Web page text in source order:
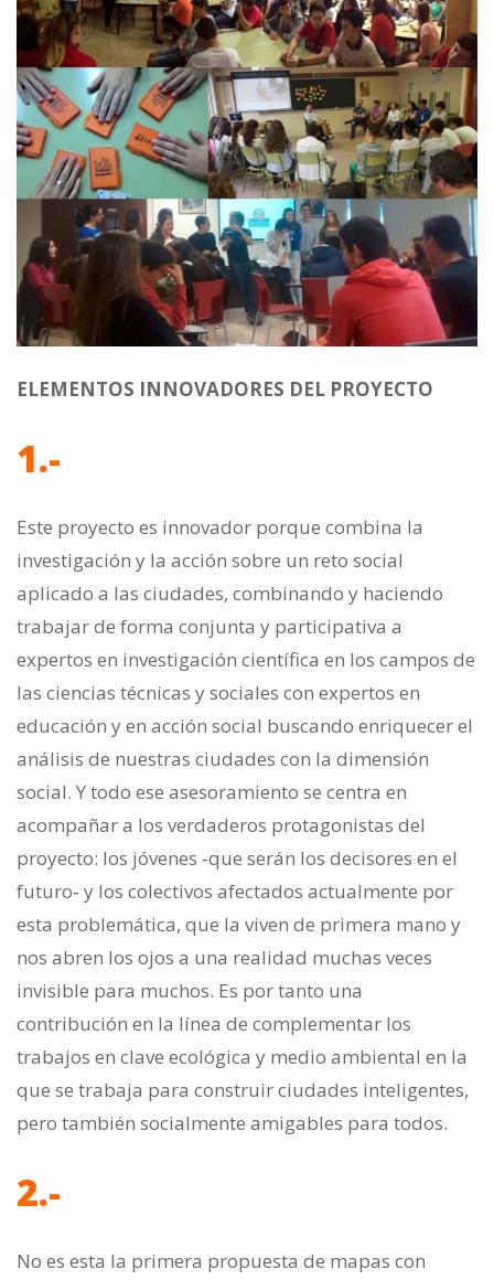
ELEMENTOS INNOVADORES DEL PROYECTO
1.-
Este proyecto es innovador porque combina la
investigación y la acción sobre un reto social
aplicado a las ciudades, combinando y haciendo
trabajar de forma conjunta y participativa a
expertos en investigación científica en los campos de
las ciencias técnicas y sociales con expertos en
educación y en acción social buscando enriquecer el
análisis de nuestras ciudades con la dimensión
social. Y todo ese asesoramiento se centra en
acompañar a los verdaderos protagonistas del
proyecto: los jóvenes ‐que serán los decisores en el
futuro‐ y los colectivos afectados actualmente por
esta problemática, que la viven de primera mano y
nos abren los ojos a una realidad muchas veces
invisible para muchos. Es por tanto una
contribución en la línea de complementar los
trabajos en clave ecológica y medio ambiental en la
que se trabaja para construir ciudades inteligentes,
pero también socialmente amigables para todos.
2.-
No es esta la primera propuesta de mapas con